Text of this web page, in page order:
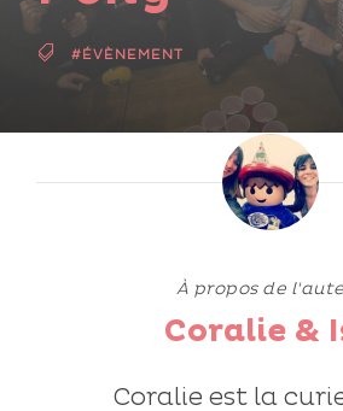
#ÉVÈNEMENT
À propos de
Coralie &
Coralie est la